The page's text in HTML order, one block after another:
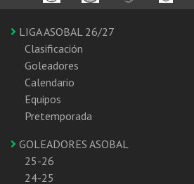
LIGA ASOBAL 26/27
Clasificación
Goleadores
Calendario
Equipos
Pretemporada
GOLEADORES ASOBAL
25-26
24-25